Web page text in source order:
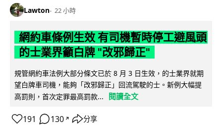
Lawton 22 小時
網約車條例生效 有司機暫時停工避風頭
的士業界籲白牌 "改邪歸正"
規管網約車法例大部分條文已於 8 月 3 日生效，的士業界就期
望白牌車司機，能夠「改邪歸正」回流駕駛的士。新例大幅提
高罰則，首次定罪最高罰款...
閱讀全文
191 130 ↗ 分享